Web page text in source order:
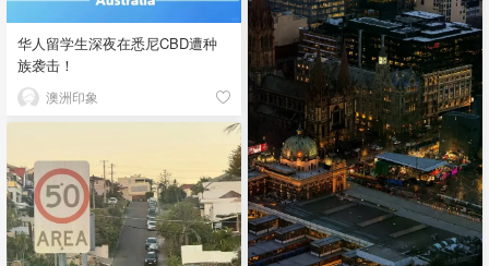
华人留学生深夜在悉尼CBD遭种
族袭击！
澳洲印象